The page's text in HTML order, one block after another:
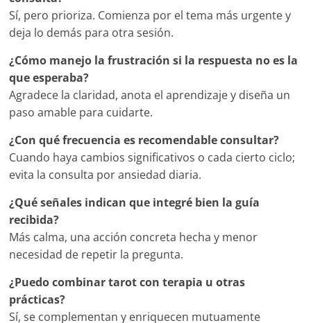
Sí, pero prioriza. Comienza por el tema más urgente y
deja lo demás para otra sesión.
¿Cómo manejo la frustración si la respuesta no es la
que esperaba?
Agradece la claridad, anota el aprendizaje y diseña un
paso amable para cuidarte.
¿Con qué frecuencia es recomendable consultar?
Cuando haya cambios significativos o cada cierto ciclo;
evita la consulta por ansiedad diaria.
¿Qué señales indican que integré bien la guía
recibida?
Más calma, una acción concreta hecha y menor
necesidad de repetir la pregunta.
¿Puedo combinar tarot con terapia u otras
prácticas?
Sí, se complementan y enriquecen mutuamente